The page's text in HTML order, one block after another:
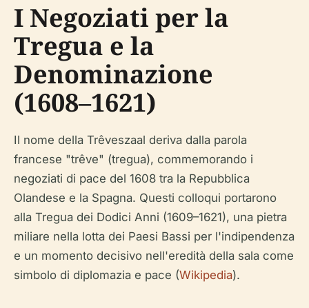
I Negoziati per la
Tregua e la
Denominazione
(1608–1621)
Il nome della Trêveszaal deriva dalla parola
francese "trêve" (tregua), commemorando i
negoziati di pace del 1608 tra la Repubblica
Olandese e la Spagna. Questi colloqui portarono
alla Tregua dei Dodici Anni (1609–1621), una pietra
miliare nella lotta dei Paesi Bassi per l'indipendenza
e un momento decisivo nell'eredità della sala come
simbolo di diplomazia e pace (Wikipedia).